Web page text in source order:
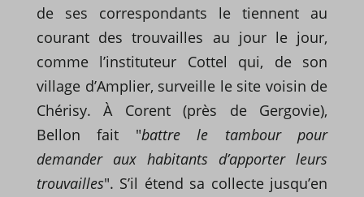
de ses correspondants le tiennent au
courant des trouvailles au jour le jour,
comme l’instituteur Cottel qui, de son
village d’Amplier, surveille le site voisin de
Chérisy. À Corent (près de Gergovie),
Bellon fait "battre le tambour pour
demander aux habitants d’apporter leurs
trouvailles". S’il étend sa collecte jusqu’en